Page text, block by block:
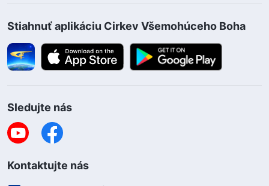
Stiahnuť aplikáciu Cirkev Všemohúceho Boha
Sledujte nás
Kontaktujte nás